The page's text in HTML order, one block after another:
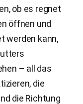
ob es regnet
öffnen und
werden kann,
– all das
die
die Richtung